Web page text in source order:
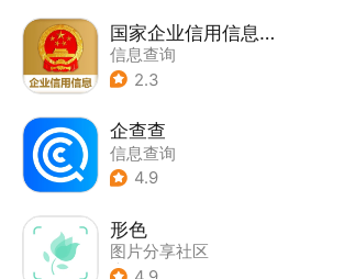
国家企业信用信息公示系统
信息查询
2.3
企查查
信息查询
4.9
形色
图片分享社区
| 信息查询